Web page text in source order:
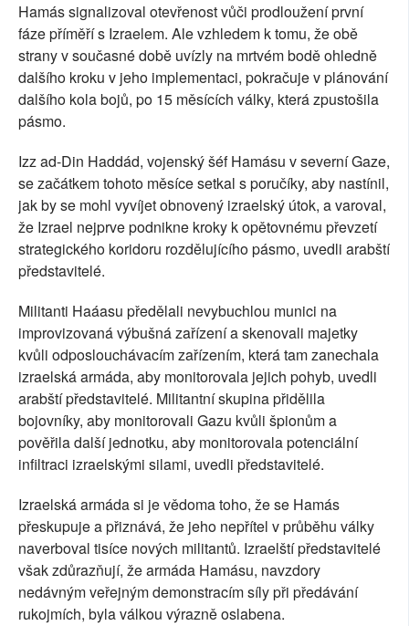
Hamás signalizoval otevřenost vůči prodloužení první
fáze příměří s Izraelem. Ale vzhledem k tomu, že obě
strany v současné době uvízly na mrtvém bodě ohledně
dalšího kroku v jeho implementaci, pokračuje v plánování
dalšího kola bojů, po 15 měsících války, která zpustošila
pásmo.
Izz ad-Din Haddád, vojenský šéf Hamásu v severní Gaze,
se začátkem tohoto měsíce setkal s poručíky, aby nastínil,
jak by se mohl vyvíjet obnovený izraelský útok, a varoval,
že Izrael nejprve podnikne kroky k opětovnému převzetí
strategického koridoru rozdělujícího pásmo, uvedli arabští
představitelé.
Militanti Haáasu předělali nevybuchlou munici na
improvizovaná výbušná zařízení a skenovali majetky
kvůli odposlouchávacím zařízením, která tam zanechala
izraelská armáda, aby monitorovala jejich pohyb, uvedli
arabští představitelé. Militantní skupina přidělila
bojovníky, aby monitorovali Gazu kvůli špionům a
pověřila další jednotku, aby monitorovala potenciální
infiltraci izraelskými silami, uvedli představitelé.
Izraelská armáda si je vědoma toho, že se Hamás
přeskupuje a přiznává, že jeho nepřítel v průběhu války
naverboval tisíce nových militantů. Izraelští představitelé
však zdůrazňují, že armáda Hamásu, navzdory
nedávným veřejným demonstracím síly při předávání
rukojmích, byla válkou výrazně oslabena.